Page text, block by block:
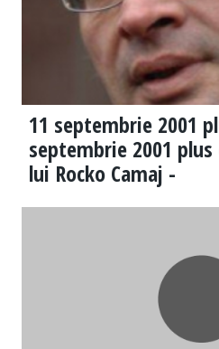
11 septembrie 2001
septembrie 2001
lui Rocko Camaj -